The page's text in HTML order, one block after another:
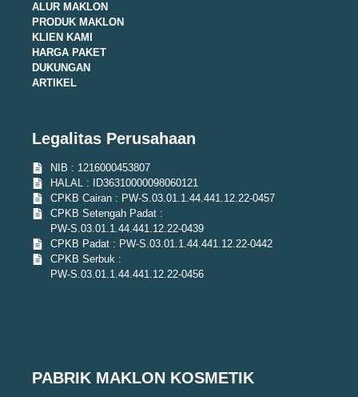
ALUR MAKLON
PRODUK MAKLON
KLIEN KAMI
HARGA PAKET
DUKUNGAN
ARTIKEL
Legalitas Perusahaan
NIB : 1216000453807
HALAL : ID36310000098060121
CPKB Cairan : PW-S.03.01.1.44.441.12.22-0457
CPKB Setengah Padat :
PW-S.03.01.1.44.441.12.22-0439
CPKB Padat : PW-S.03.01.1.44.441.12.22-0442
CPKB Serbuk :
PW-S.03.01.1.44.441.12.22-0456
PABRIK MAKLON KOSMETIK